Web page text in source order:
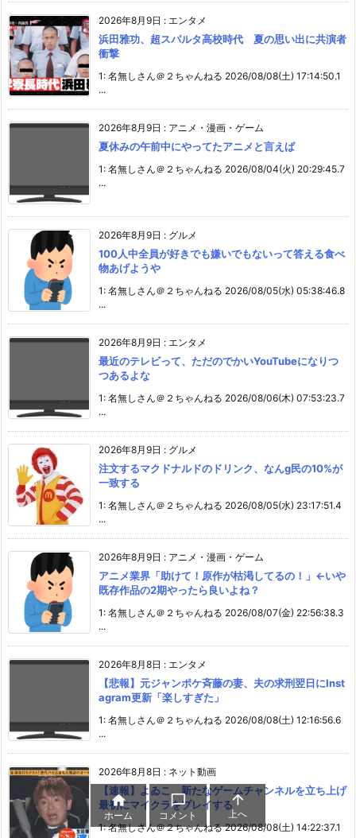
2026年8月9日 : エンタメ
浜田雅功、超スパルタ高校時代 夏の思い出に共演者
衝撃
1: 名無しさん＠２ちゃんねる 2026/08/08(土) 17:14:50.1
...
2026年8月9日 : アニメ・漫画・ゲーム
夏休みの午前中にやってたアニメと言えば
1: 名無しさん＠２ちゃんねる 2026/08/04(火) 20:29:45.7
...
2026年8月9日 : グルメ
100人中全員が好きでも嫌いでもないって答える食べ
物あげようや
1: 名無しさん＠２ちゃんねる 2026/08/05(水) 05:38:46.8
...
2026年8月9日 : エンタメ
最近のテレビって、ただのでかいYouTubeになりつ
つあるよな
1: 名無しさん＠２ちゃんねる 2026/08/06(木) 07:53:23.7
...
2026年8月9日 : グルメ
注文するマクドナルドのドリンク、なんg民の10%が
一致する
1: 名無しさん＠２ちゃんねる 2026/08/05(水) 23:17:51.4
...
2026年8月9日 : アニメ・漫画・ゲーム
アニメ業界「助けて！原作が枯渇してるの！」←いや
既存作品の2期やったら良いよね？
1: 名無しさん＠２ちゃんねる 2026/08/07(金) 22:56:38.3
...
2026年8月8日 : エンタメ
【悲報】元ジャンポケ斉藤の妻、夫の求刑翌日にInst
agram更新「楽しすぎた」
1: 名無しさん＠２ちゃんねる 2026/08/08(土) 12:16:56.6
...
2026年8月8日 : ネット動画
【速報】よゐこ、新たなゲームチャンネルを立ち上げ
最初にマイクラをプレイする
1: 名無しさん＠２ちゃんねる 2026/08/08(土) 14:22:37.1

ホーム

コメント

上へ